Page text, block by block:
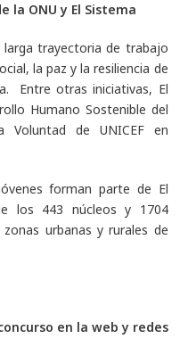
la ONU y El Sistema
larga trayectoria de trabajo
la paz y la resiliencia de
Entre otras iniciativas, El
Humano Sostenible del
Voluntad de UNICEFen
forman parte de El
los 443 núcleos y 1704
urbanas y rurales de
en la web y redes